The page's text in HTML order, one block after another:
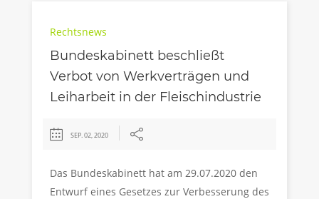
Rechtsnews
Bundeskabinett beschließt
Verbot von Werkverträgen und
Leiharbeit in der Fleischindustrie
SEP. 02, 2020
Das Bundeskabinett hat am 29.07.2020 den
Entwurf eines Gesetzes zur Verbesserung des